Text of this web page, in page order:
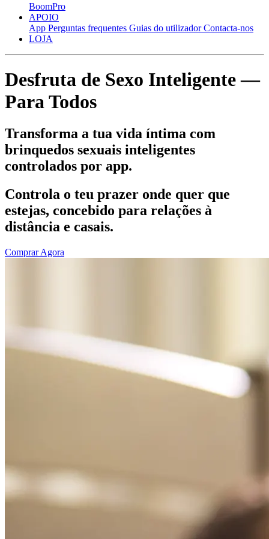
BoomPro
APOIO
App Perguntas frequentes Guias do utilizador Contacta-nos
LOJA
Desfruta de Sexo Inteligente —
Para Todos
Transforma a tua vida íntima com
brinquedos sexuais inteligentes
controlados por app.
Controla o teu prazer onde quer que
estejas, concebido para relações à
distância e casais.
Comprar Agora